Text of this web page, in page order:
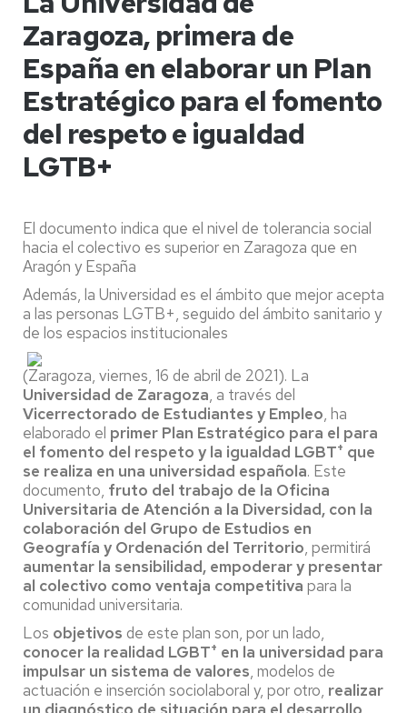
Zaragoza, primera de
España en elaborar un Plan
Estratégico para el fomento
del respeto e igualdad
LGTB+
El documento indica que el nivel de tolerancia social
hacia el colectivo es superior en Zaragoza que en
Aragón y España
Además, la Universidad es el ámbito que mejor acepta
a las personas LGTB+, seguido del ámbito sanitario y
de los espacios institucionales
(Zaragoza, viernes, 16 de abril de 2021). La
Universidad de Zaragoza, a través del
Vicerrectorado de Estudiantes y Empleo, ha
elaborado el primer Plan Estratégico para el para
el fomento del respeto y la igualdad LGBT+ que
se realiza en una universidad española. Este
documento, fruto del trabajo de la Oficina
Universitaria de Atención a la Diversidad, con la
colaboración del Grupo de Estudios en
Geografía y Ordenación del Territorio, permitirá
aumentar la sensibilidad, empoderar y presentar
al colectivo como ventaja competitiva para la
comunidad universitaria.
Los objetivos de este plan son, por un lado,
conocer la realidad LGBT+ en la universidad para
impulsar un sistema de valores, modelos de
actuación e inserción sociolaboral y, por otro, realizar